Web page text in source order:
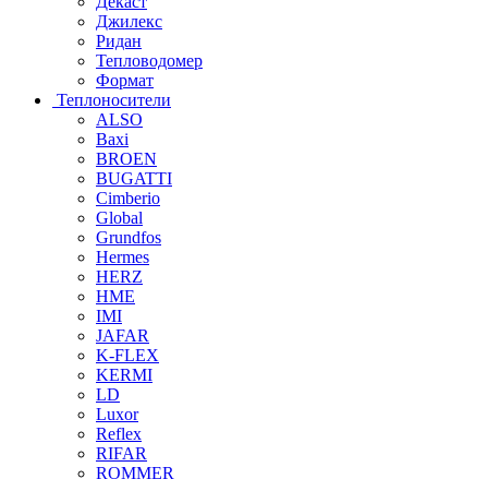
Джилекс
Ридан
Тепловодомер
Формат
Теплоносители
ALSO
Baxi
BROEN
BUGATTI
Cimberio
Global
Grundfos
Hermes
HERZ
HME
IMI
JAFAR
K-FLEX
KERMI
LD
Luxor
Reflex
RIFAR
ROMMER